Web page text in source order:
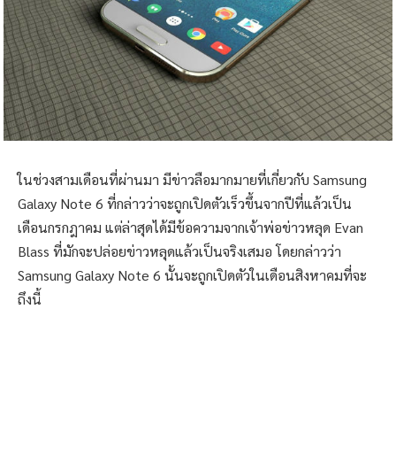
ในช่วงสามเดือนที่ผ่านมา มีข่าวลือมากมายที่เกี่ยวกับ Samsung
Galaxy Note 6 ที่กล่าวว่าจะถูกเปิดตัวเร็วขึ้นจากปีที่แล้วเป็น
เดือนกรกฎาคม แต่ล่าสุดได้มีข้อความจากเจ้าพ่อข่าวหลุด Evan
Blass ที่มักจะปล่อยข่าวหลุดแล้วเป็นจริงเสมอ โดยกล่าวว่า
Samsung Galaxy Note 6 นั้นจะถูกเปิดตัวในเดือนสิงหาคมที่จะ
ถึงนี้